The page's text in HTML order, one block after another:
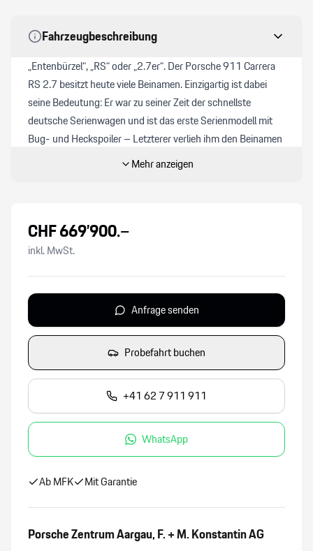
Fahrzeugbeschreibung
„Entenbürzel“, „RS“ oder „2.7er“. Der Porsche 911 Carrera
RS 2.7 besitzt heute viele Beinamen. Einzigartig ist dabei
seine Bedeutung: Er war zu seiner Zeit der schnellste
deutsche Serienwagen und ist das erste Serienmodell mit
Bug- und Heckspoiler – Letzterer verlieh ihm den Beinamen
„Entenbürzel“. Damit begründet Porsche 1972 einen Trend
– den der Heckspoiler bei Serienfahrzeugen. Vor rund 50
Homologationsfahrzeug gedacht. Es sollte ein ganz leichtes,
schnelles Sportfahrzeug werden“, erinnert sich Peter Falk,
neues Basisfahrzeug für den Renn- und Rallyesport mit
vielen technischen Innovationen. Das leistungsstärkste
Modell der ersten Generation des 911 erhält als erster 911
den Beinamen „Carrera“ – als Krönung des Porsche-
Programms. Gewicht, Aerodynamik, Motor und Fahrwerk
werden intensiv bearbeitet. Etwa 15 Ingenieure entwickeln
das Auto ab Mai 1972, unter ihnen Tilman Brodbeck und
Hermann Burst, dazu kommen Mitarbeiter aus der
Produktion.
Mehr anzeigen
CHF669’900.–
inkl. MwSt.
Anfrage senden
Probefahrt buchen
+41 62 7 911 911
WhatsApp
Ab MFK Mit Garantie
Porsche Zentrum Aargau, F. + M. Konstantin AG